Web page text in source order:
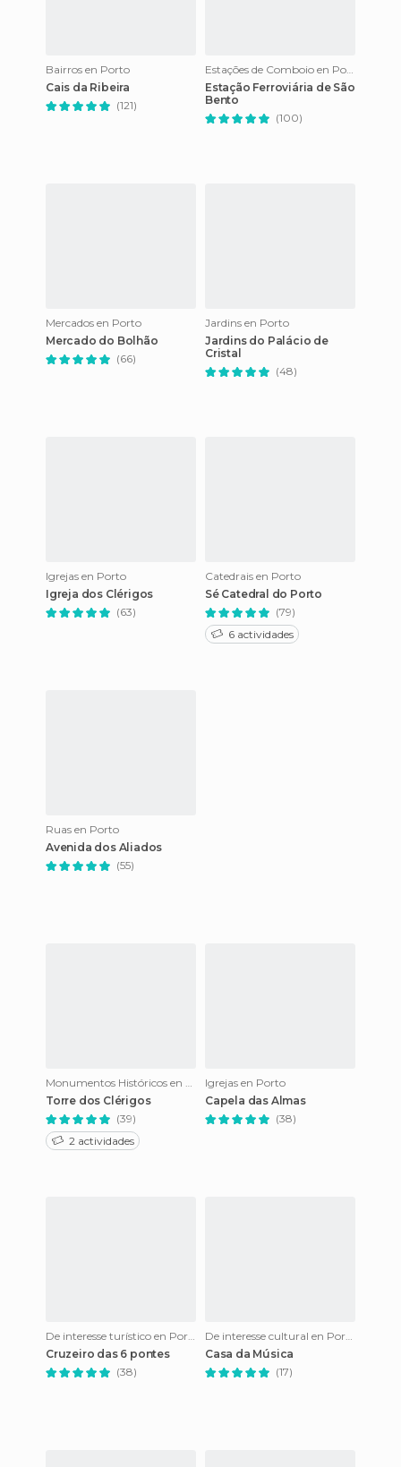
Bairros en Porto
Cais da Ribeira
(121)
Estações de Comboio en Porto
Estação Ferroviária de São
Bento
(100)
Mercados en Porto
Mercado do Bolhão
(66)
Jardins en Porto
Jardins do Palácio de
Cristal
(48)
Igrejas en Porto
Igreja dos Clérigos
(63)
Catedrais en Porto
Sé Catedral do Porto
(79)
6 actividades
Ruas en Porto
Avenida dos Aliados
(55)
Monumentos Históricos en Porto
Torre dos Clérigos
(39)
2 actividades
Igrejas en Porto
Capela das Almas
(38)
De interesse turístico en Porto
Cruzeiro das 6 pontes
(38)
De interesse cultural en Porto
Casa da Música
(17)